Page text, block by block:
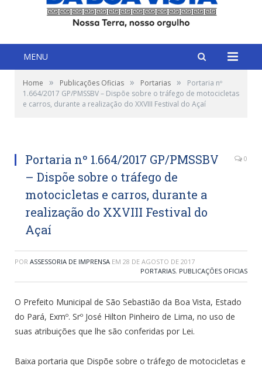
MENU
Home » Publicações Oficias » Portarias »
Portaria nº
1.664/2017 GP/PMSSBV – Dispõe sobre o tráfego de motocicletas
e carros, durante a realização do XXVIII Festival do Açaí
Portaria nº 1.664/2017 GP/PMSSBV
– Dispõe sobre o tráfego de
motocicletas e carros, durante a
realização do XXVIII Festival do
Açaí
0
POR ASSESSORIA DE IMPRENSA EM 28 DE AGOSTO DE 2017
PORTARIAS, PUBLICAÇÕES OFICIAS
O Prefeito Municipal de São Sebastião da Boa Vista, Estado
do Pará, Exmº. Srº José Hilton Pinheiro de Lima, no uso de
suas atribuições que lhe são conferidas por Lei.
Baixa portaria que Dispõe sobre o tráfego de motocicletas e